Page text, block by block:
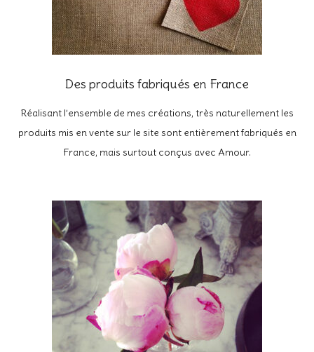
Des produits fabriqués en France
Réalisant l’ensemble de mes créations, très naturellement les
produits mis en vente sur le site sont entièrement fabriqués en
France, mais surtout conçus avec Amour.